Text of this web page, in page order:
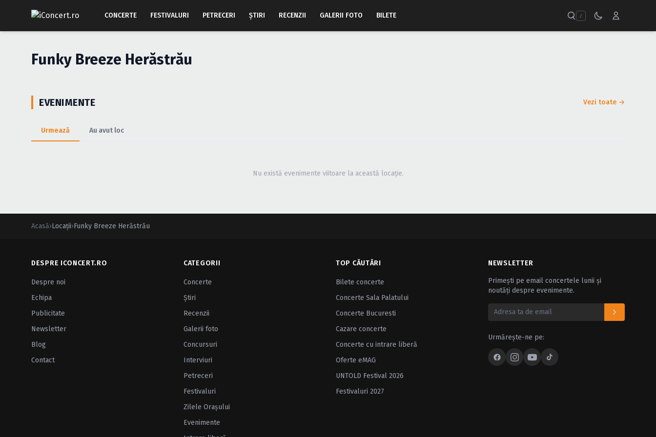
CONCERTE FESTIVALURI PETRECERI ŞTIRI RECENZII GALERII FOTO BILETE /
Funky Breeze Herăstrău
EVENIMENTE Vezi toate →
Urmează Au avut loc
Nu există evenimente viitoare la această locație.
Acasă›Locații›Funky Breeze Herăstrău
DESPRE ICONCERT.RO
Despre noi
Echipa
Publicitate
Newsletter
Blog
Contact
CATEGORII
Concerte
Ştiri
Recenzii
Galerii foto
Concursuri
Interviuri
Petreceri
Festivaluri
Zilele Oraşului
Evenimente
TOP CĂUTĂRI
Bilete concerte
Concerte Sala Palatului
Concerte Bucuresti
Cazare concerte
Concerte cu intrare liberă
Oferte eMAG
UNTOLD Festival 2026
Festivaluri 2027
NEWSLETTER
Primești pe email concertele lunii și
noutăți despre evenimente.
Urmărește-ne pe: